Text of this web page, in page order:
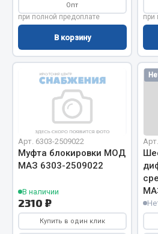
Автозвук
Аксессуары автомобильные
Аптечки и знаки автомобильные
Брызговики
Вентиляторы кабины
Показать ещё
Весь раздел
Смазочные материалы
Масла
Опт
при полной предоплате
В корзину
при
Арт. 6303-2509022
Муфта блокировки МОД
МАЗ 6303-2509022
В наличии
2310 ₽
Купить в один клик